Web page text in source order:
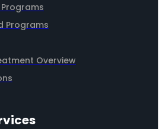
Programs
Overview